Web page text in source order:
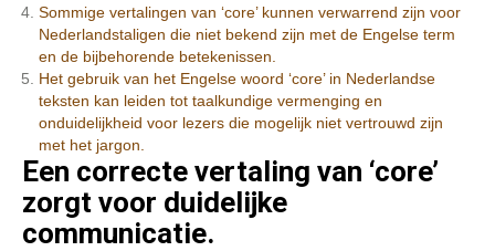
Sommige vertalingen van ‘core’ kunnen verwarrend zijn voor
Nederlandstaligen die niet bekend zijn met de Engelse term
en de bijbehorende betekenissen.
Het gebruik van het Engelse woord ‘core’ in Nederlandse
teksten kan leiden tot taalkundige vermenging en
onduidelijkheid voor lezers die mogelijk niet vertrouwd zijn
met het jargon.
Een correcte vertaling van ‘core’
zorgt voor duidelijke
communicatie.